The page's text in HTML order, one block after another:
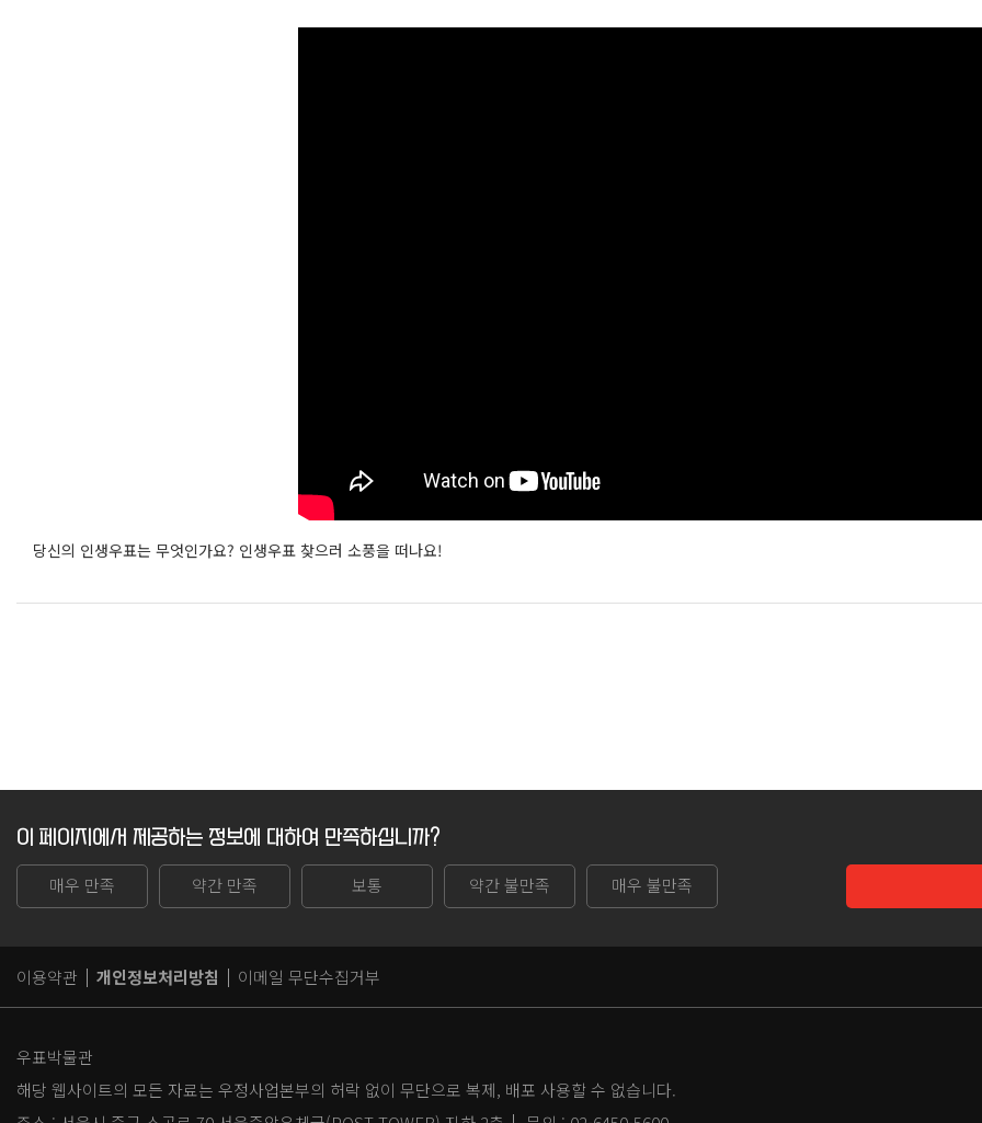
당신의 인생우표는 무엇인가요? 인생우표 찾으러 소풍을 떠나요!
이 페이지에서 제공하는 정보에 대하여 만족하십니까?
매우 만족 약간 만족 보통 약간 불만족 매우 불만족
이용약관 개인정보처리방침 이메일 무단수집거부
우표박물관
해당 웹사이트의 모든 자료는 우정사업본부의 허락 없이 무단으로 복제, 배포 사용할 수 없습니다.